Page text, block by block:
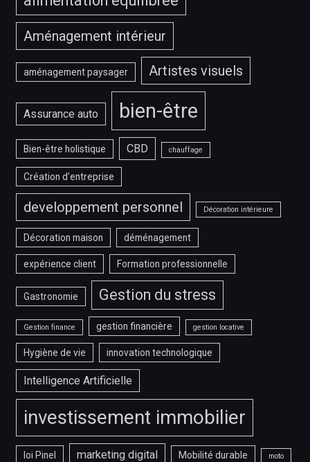
Aménagement intérieur
aménagement paysager Artistes visuels
Assurance auto bien-être
Bien-être holistique CBD chauffage
Création d'entreprise
developpement personnel Décoration intérieure
Décoration maison déménagement
expérience client Formation professionnelle
Gastronomie Gestion du stress
Gestion finance gestion financière gestion locative
Hygiène de vie innovation technologique
Intelligence Artificielle
investissement immobilier
loi Pinel marketing digital Mobilité durable moto